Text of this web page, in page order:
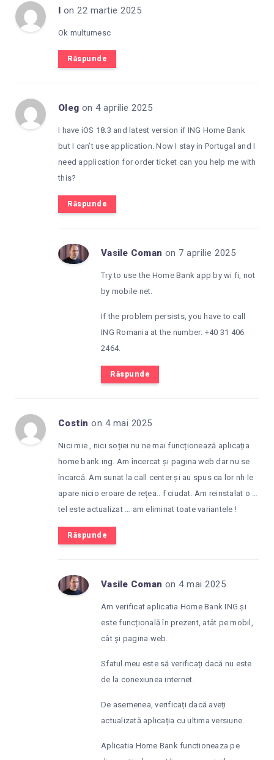
I on 22 martie 2025
Ok multumesc
Răspunde
Oleg on 4 aprilie 2025
I have iOS 18.3 and latest version if ING Home Bank
but I can’t use application. Now I stay in Portugal and I
need application for order ticket can you help me with
this?
Răspunde
Vasile Coman on 7 aprilie 2025
Try to use the Home Bank app by wi fi, not
by mobile net.
If the problem persists, you have to call
ING Romania at the number: +40 31 406
2464.
Răspunde
Costin on 4 mai 2025
Nici mie , nici soției nu ne mai funcționează aplicația
home bank ing. Am încercat și pagina web dar nu se
încarcă. Am sunat la call center și au spus ca lor nh le
apare nicio eroare de rețea.. f ciudat. Am reinstalat o …
tel este actualizat … am eliminat toate variantele !
Răspunde
Vasile Coman on 4 mai 2025
Am verificat aplicatia Home Bank ING și
este funcțională în prezent, atât pe mobil,
cât și pagina web.
Sfatul meu este să verificați dacă nu este
de la conexiunea internet.
De asemenea, verificați dacă aveți
actualizată aplicația cu ultima versiune.
Aplicatia Home Bank functioneaza pe